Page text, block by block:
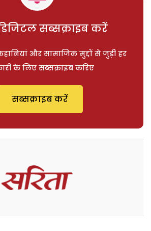
सब्सक्राइब करें
और सामाजिक मुद्दों से जुड़ी हर
के लिए सब्सक्राइब करिए
सब्सक्राइब करें